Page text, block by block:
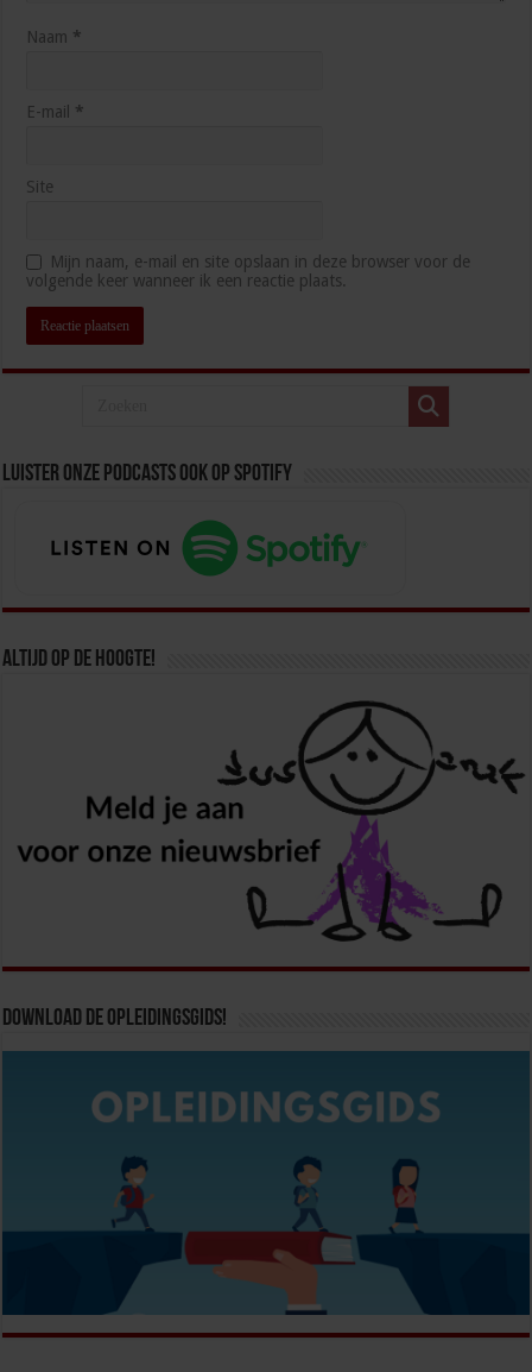
Naam *
E-mail *
Site
Mijn naam, e-mail en site opslaan in deze browser voor de
volgende keer wanneer ik een reactie plaats.
Luister onze podcasts ook op spotify
Altijd op de hoogte!
Download de opleidingsgids!